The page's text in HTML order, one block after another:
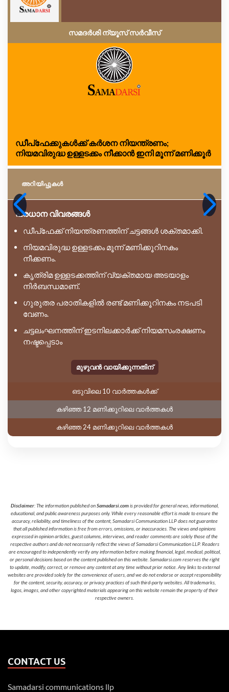
സമദർശി ന്യൂസ് സർവീസ്
ഡീപ്‌ഫേക്കുകൾക്ക് കർശന നിയന്ത്രണം;
നിയമവിരുദ്ധ ഉള്ളടക്കം നീക്കാൻ ഇനി മൂന്ന് മണിക്കൂർ
അറിയിപ്പുകള്‍
പ്രധാന വിവരങ്ങൾ
ഡീപ്‌ഫേക്ക് നിയന്ത്രണത്തിന് ചട്ടങ്ങൾ ശക്തമാക്കി.
നിയമവിരുദ്ധ ഉള്ളടക്കം മൂന്ന് മണിക്കൂറിനകം
നീക്കണം.
കൃത്രിമ ഉള്ളടക്കത്തിന് വ്യക്തമായ അടയാളം
നിർബന്ധമാണ്.
ഗുരുതര പരാതികളിൽ രണ്ട് മണിക്കൂറിനകം നടപടി
വേണം.
ചട്ടലംഘനത്തിന് ഇടനിലക്കാർക്ക് നിയമസംരക്ഷണം
നഷ്ടപ്പെടാം
മുഴുവൻ വായിക്കുന്നതിന്
ഒടുവിലെ 10 വാർത്തകൾക്ക്
കഴിഞ്ഞ 12 മണിക്കൂറിലെ വാർത്തകൾ
കഴിഞ്ഞ 24 മണിക്കൂറിലെ വാർത്തകൾ
Disclaimer: The information published onSamadarsi.comis provided for general news, informational,
educational, and public awareness purposes only. While every reasonable effort is made to ensure the
accuracy, reliability, and timeliness of the content, Samadarsi Communication LLP does not guarantee
that all published information is free from errors, omissions, or inaccuracies. The views and opinions
expressed in opinion articles, guest columns, interviews, and reader comments are solely those of the
respective authors and do not necessarily reflect the views of Samadarsi Communication LLP. Readers
are encouraged to independently verify any information before making financial, legal, medical, political,
or personal decisions based on the content published on this website. Samadarsi.com reserves the right
to update, modify, correct, or remove any content at any time without prior notice. Any links to external
websites are provided solely for the convenience of users, and we do not endorse or accept responsibility
for the content, security, accuracy, or privacy practices of such third-party websites. All trademarks,
logos, images, and other copyrighted materials appearing on this website remain the property of their
respective owners.
CONTACT US
Samadarsi communications llp